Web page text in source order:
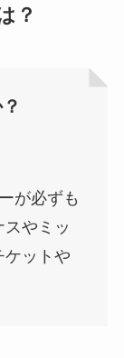
？
が必ずも
やミッ
ケットや